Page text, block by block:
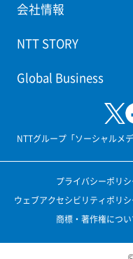
会社情報
NTT STORY
Global Business
NTTグループ「ソーシャルメ
プライバシーポリシ
ウェブアクセシビリティポリシ
商標・著作権につい